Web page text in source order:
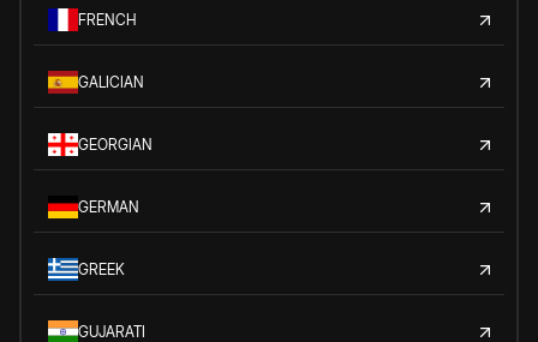
FRENCH
GALICIAN
GEORGIAN
GERMAN
GREEK
GUJARATI